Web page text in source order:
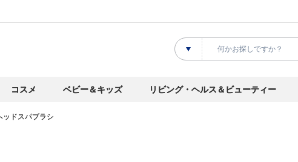
コスメ ベビー＆キッズ リビング・ヘルス＆ビューティー
ッドスパブラシ